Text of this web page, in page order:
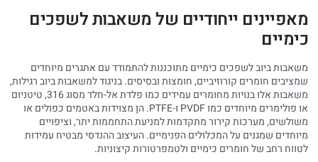
מאפיינים ייחודיים של משאבות לשפכים
כימיים
משאבות ביוב לשפכים כימיים מתוכננות להתמודד עם אתגרים מיוחדים
שמציבים חומרים קורוזיביים, חומצות ובסיסים. בניגוד למשאבות ביוב רגילות,
משאבות אלו בנויות מחומרים עמידים כמו פלדת אל-חלד מסוג 316, טיטניום
או פולימרים מיוחדים כמו PVDF ו-PTFE. הן מצוידות באטמים כפולים או
משולשים, מערכות קירור מתקדמות למניעת התחממות יתר, וציפויים
מיוחדים שמגנים על המכלולים הפנימיים. העיצוב ההנדסי מבטיח עמידות
לטווח רחב של חומרים כימיים ולטמפרטורות קיצוניות.